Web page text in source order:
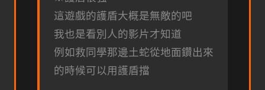
這遊戲的護盾大概是無敵的吧
我也是看別人的影片才知道
例如救同學那邊土蛇從地面鑽出來
的時候可以用護盾擋